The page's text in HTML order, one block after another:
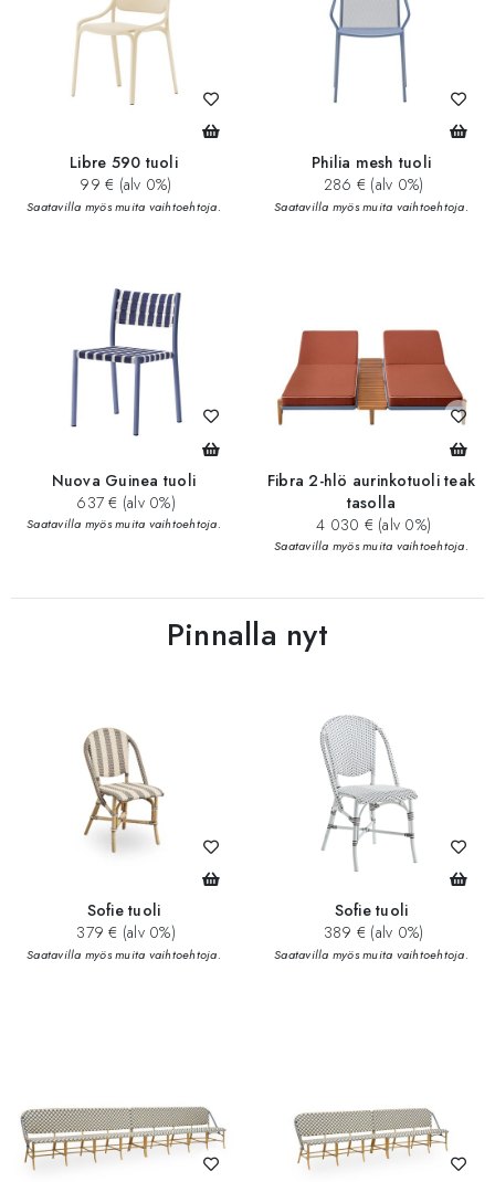
Libre 590 tuoli
99 € (alv 0%)
Saatavilla myös muita vaihtoehtoja.
Philia mesh tuoli
286 € (alv 0%)
Saatavilla myös muita vaihtoehtoja.
Nuova Guinea tuoli
637 € (alv 0%)
Saatavilla myös muita vaihtoehtoja.
Fibra 2-hlö aurinkotuoli teak
tasolla
4 030 € (alv 0%)
Saatavilla myös muita vaihtoehtoja.
Pinnalla nyt
Sofie tuoli
379 € (alv 0%)
Saatavilla myös muita vaihtoehtoja.
Sofie tuoli
389 € (alv 0%)
Saatavilla myös muita vaihtoehtoja.